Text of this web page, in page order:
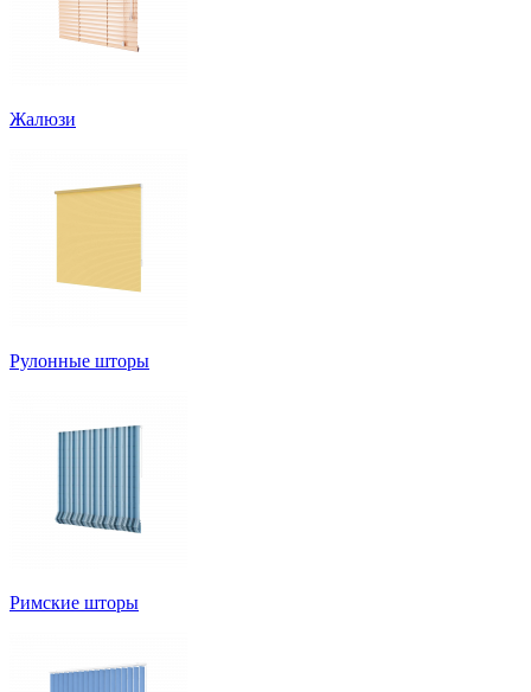
Жалюзи
Рулонные шторы
Римские шторы